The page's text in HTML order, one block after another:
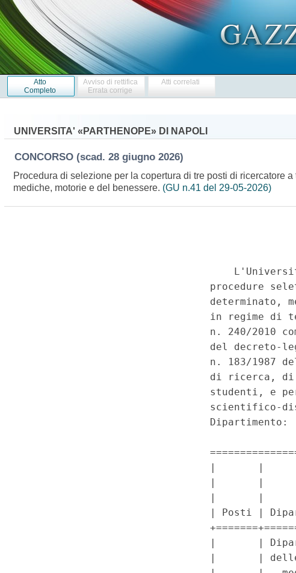
Atto
Completo
Avviso di rettifica
Errata corrige
Atti correlati
UNIVERSITA' «PARTHENOPE» DI NAPOLI
CONCORSO (scad. 28 giugno 2026)
Procedura di selezione per la copertura di tre posti di ricercatore
mediche, motorie e del benessere. (GU n.41 del 29-05-2026)